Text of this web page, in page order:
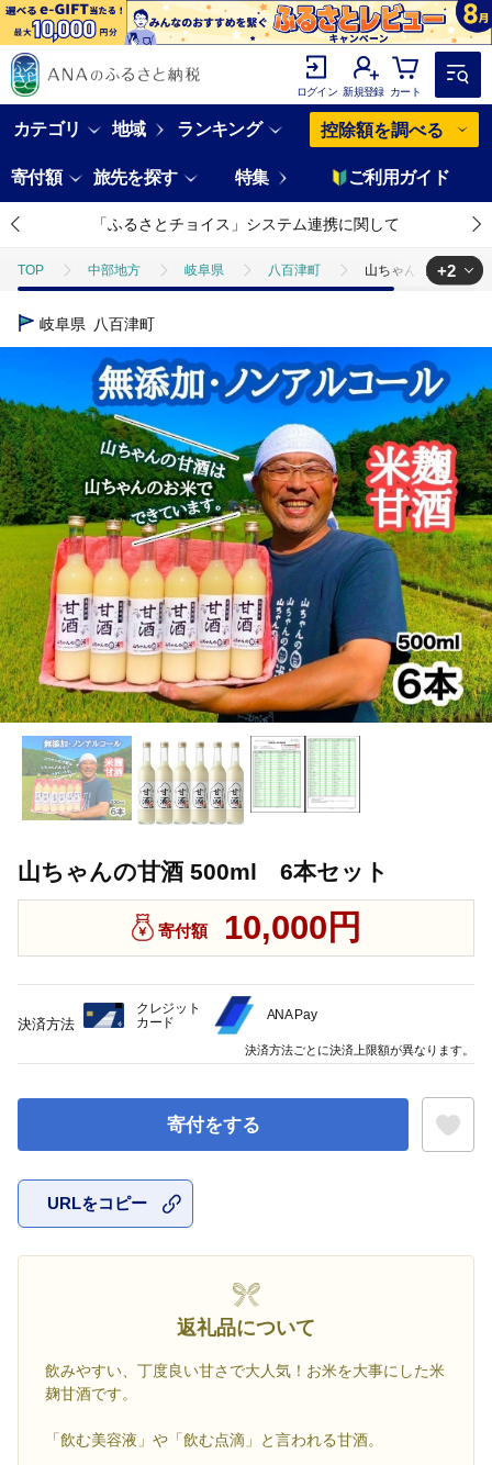
ログイン 新規登録 カート
カテゴリ 地域 ランキング 控除額を調べる
寄付額 旅先を探す 特集 ご利用ガイド
「ふるさとチョイス」システム連携に関して
TOP 中部地方 岐阜県 八百津町 山ちゃんの甘酒
TOP
+2
岐阜県 八百津町
山ちゃんの甘酒 500ml 6本セット
寄付額 10,000円
寄付をする
URLをコピー
返礼品について
飲みやすい、丁度良い甘さで大人気！お米を大事にした米
麹甘酒です。
「飲む美容液」や「飲む点滴」と言われる甘酒。
決済方法
クレジット
カード
ANA Pay
決済方法ごとに決済上限額が異なります。